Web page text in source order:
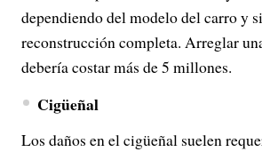
dependiendo del modelo del carro y
reconstrucción completa​. Arreglar
debería costar más de 5 millones.
Cigüeñal
Los daños en el cigüeñal suelen